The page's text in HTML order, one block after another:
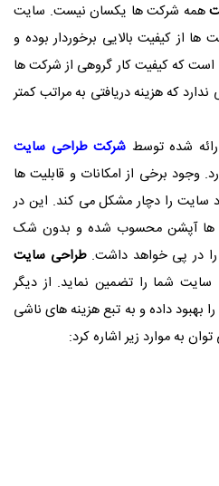
همه شرکت ها یکسان نیست. سایت
از کیفیت بالایی برخوردار بوده و
که کیفیت کار گروهی از شرکت ها
که هزینه دریافتی به مراتب کمتر
شده توسط شرکت طراحی سایت
وجود برخی از امکانات و قابلیت ها
سایت را دچار مشکل می کند. این در
ها آپشن محسوب شده و بدون شک
را در پی خواهد داشت.طراحی سایت
سایت شما را تضمین نماید. از دیگر
را بهبود داده و به تبع هزینه های ناشی
به موارد زیر اشاره کرد: